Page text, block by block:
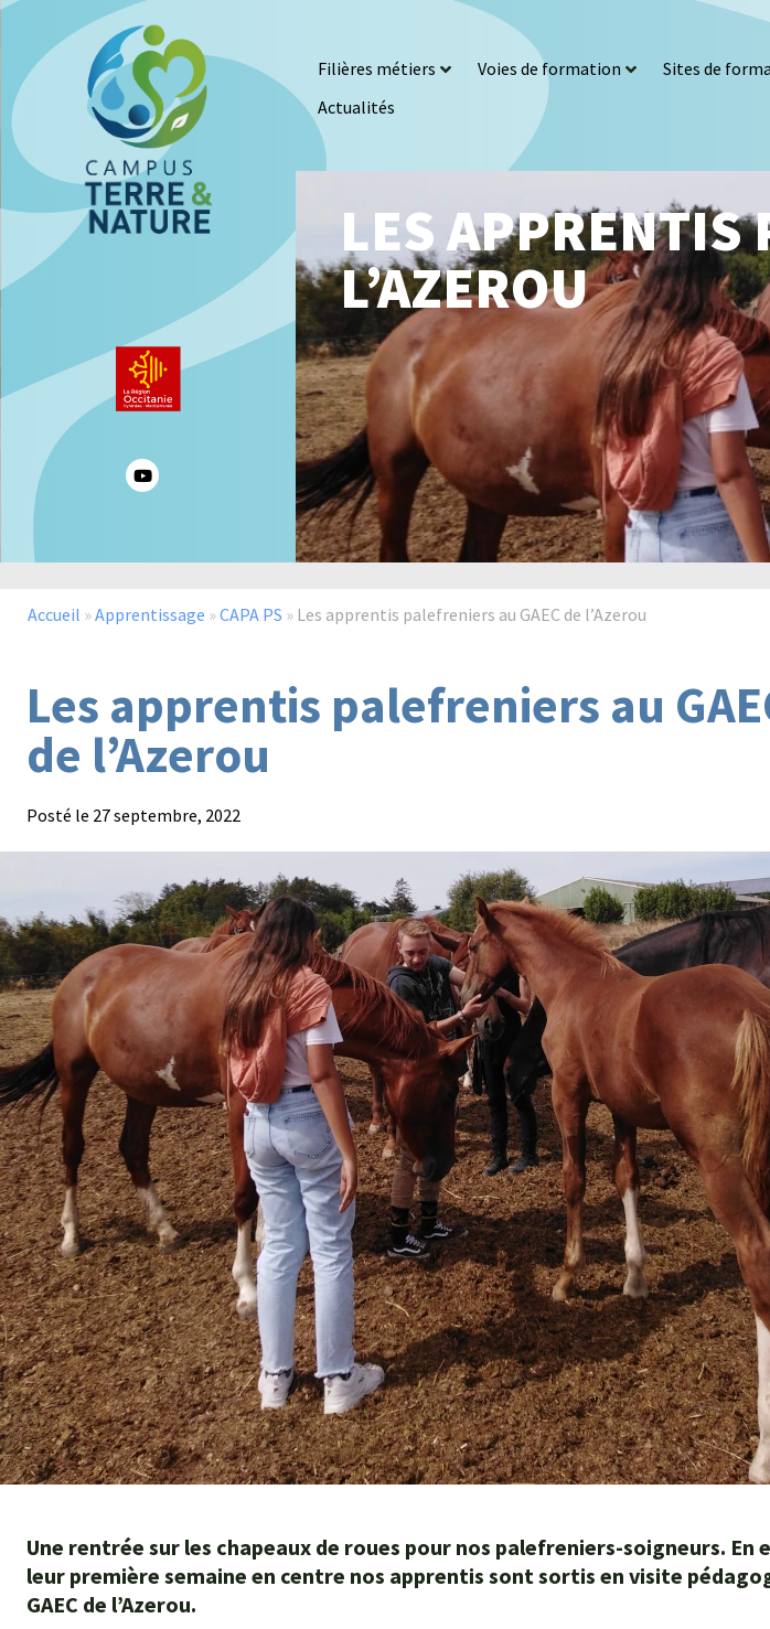
Filières métiers Voies de formation Sites de
Actualités
LES APPRENTIS
L’AZEROU
Accueil »Apprentissage »CAPA PS » Les apprentis palefreniers au GAEC de l’Azerou
Les apprentis palefreniers au
de l’Azerou
Posté le 27 septembre, 2022
Une rentrée sur les chapeaux de roues pour nos palefreniers-soigneurs. En
leur première semaine en centre nos apprentis sont sortis en visite
GAEC de l’Azerou.